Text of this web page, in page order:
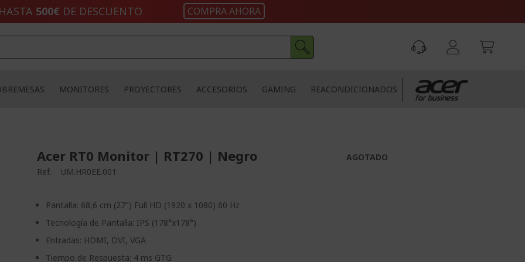
HASTA 500€ DE DESCUENTO COMPRA AHORA
MONITORES PROYECTORES ACCESORIOS GAMING REACONDICIONADOS
Acer RT0 Monitor | RT270 | Negro
Ref. UM.HR0EE.001
Pantalla: 68,6 cm (27") Full HD (1920 x 1080) 60 Hz
Tecnología de Pantalla: IPS (178°x178°)
Entradas: HDMI, DVI, VGA
Tiempo de Respuesta: 4 ms GTG
AGOTADO